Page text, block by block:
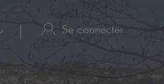
Se connecter